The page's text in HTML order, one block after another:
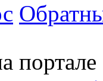
портале